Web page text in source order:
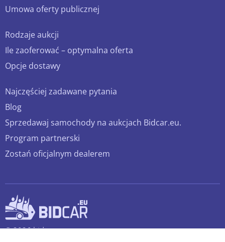
Umowa oferty publicznej
Rodzaje aukcji
Ile zaoferować – optymalna oferta
Opcje dostawy
Najczęściej zadawane pytania
Blog
Sprzedawaj samochody na aukcjach Bidcar.eu.
Program partnerski
Zostań oficjalnym dealerem
© 2026 bidcar.eu